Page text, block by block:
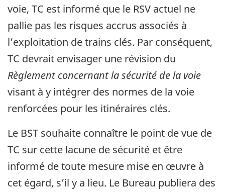
voie, TC est informé que le RSV actuel ne
pallie pas les risques accrus associés à
l’exploitation de trains clés. Par conséquent,
TC devrait envisager une révision du
Règlement concernant la sécurité de la voie
visant à y intégrer des normes de la voie
renforcées pour les itinéraires clés.
Le BST souhaite connaître le point de vue de
TC sur cette lacune de sécurité et être
informé de toute mesure mise en œuvre à
cet égard, s’il y a lieu. Le Bureau publiera des